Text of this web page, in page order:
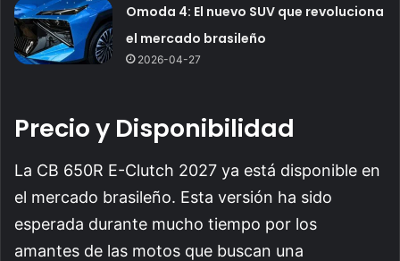
Omoda 4: El nuevo SUV que revoluciona
el mercado brasileño
2026-04-27
Precio y Disponibilidad
La CB 650R E-Clutch 2027 ya está disponible en
el mercado brasileño. Esta versión ha sido
esperada durante mucho tiempo por los
amantes de las motos que buscan una